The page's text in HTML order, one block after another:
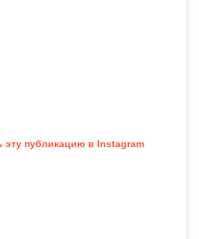
эту публикацию в Instagram